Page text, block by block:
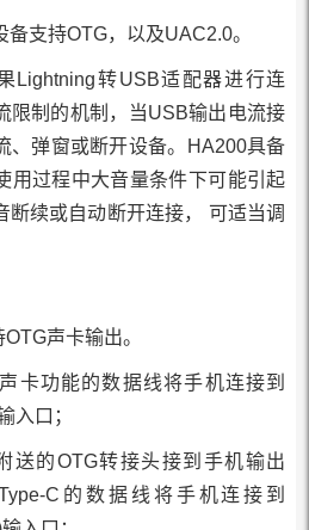
备支持OTG，以及UAC2.0。
Lightning转USB适配器进行连
限制的机制，当USB输出电流接
、弹窗或断开设备。HA200具备
用过程中大音量条件下可能引起
断续或自动断开连接， 可适当调
声卡输出。
卡功能的数据线将手机连接到
入口；
送的OTG转接头接到手机输出
C的数据线将手机连接到